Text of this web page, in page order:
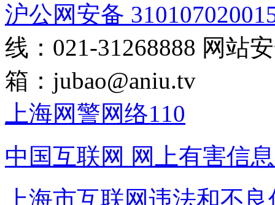
沪公网安备
线：021-31268888 网站
箱： jubao@aniu.tv
上海网警网络110
中国互联网 网上有害信
上海市互联网违法和不